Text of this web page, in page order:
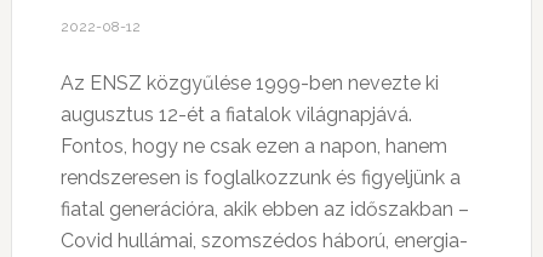
2022-08-12
Az ENSZ közgyűlése 1999-ben nevezte ki
augusztus 12-ét a fiatalok világnapjává.
Fontos, hogy ne csak ezen a napon, hanem
rendszeresen is foglalkozzunk és figyeljünk a
fiatal generációra, akik ebben az időszakban –
Covid hullámai, szomszédos háború, energia-